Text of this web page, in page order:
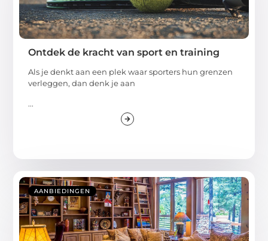
Ontdek de kracht van sport en training
Als je denkt aan een plek waar sporters hun grenzen
verleggen, dan denk je aan
...
AANBIEDINGEN